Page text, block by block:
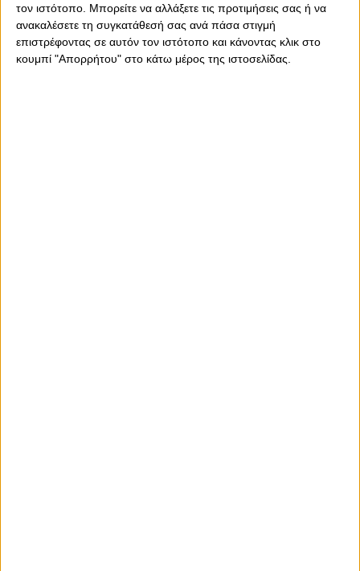
τον ιστότοπο. Μπορείτε να αλλάξετε τις προτιμήσεις σας ή να
ανακαλέσετε τη συγκατάθεσή σας ανά πάσα στιγμή
επιστρέφοντας σε αυτόν τον ιστότοπο και κάνοντας κλικ στο
κουμπί "Απορρήτου" στο κάτω μέρος της ιστοσελίδας.
κάταγμα κόπωσης στο 4ο μετατάρσιο του αριστερού του
ποδιού.
Επομένως, ο Γάλλος «κροκόδειλος» θα συνεχίσει